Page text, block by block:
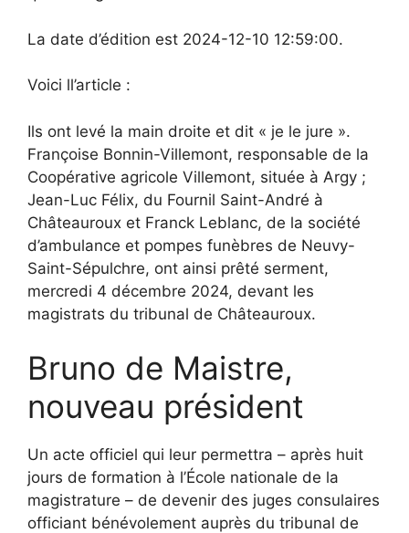
La date d’édition est 2024-12-10 12:59:00.
Voici ll’article :
Ils ont levé la main droite et dit « je le jure ».
Françoise Bonnin-Villemont, responsable de la
Coopérative agricole Villemont, située à Argy ;
Jean-Luc Félix, du Fournil Saint-André à
Châteauroux et Franck Leblanc, de la société
d’ambulance et pompes funèbres de Neuvy-
Saint-Sépulchre, ont ainsi prêté serment,
mercredi 4 décembre 2024, devant les
magistrats du tribunal de Châteauroux.
Bruno de Maistre,
nouveau président
Un acte officiel qui leur permettra – après huit
jours de formation à l’École nationale de la
magistrature – de devenir des juges consulaires
officiant bénévolement auprès du tribunal de